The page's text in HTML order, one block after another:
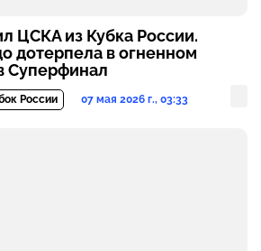
ЦСКА из Кубка России.
дотерпела в огненном
Суперфинал
России 07 мая 2026 г., 03:33